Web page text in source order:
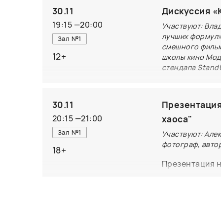
Изданная
подборкой
куратор
30.11
19:15 —20:00
Зал №1
12+
Дискуссия
Участвуют:
лучших
смешного
школы кино
стендапа
посвященные
комедийного
комедии
специфике
30.11
20:15 —21:00
Зал №1
18+
хаоса"
Участвуют:
фотограф,
Презентация